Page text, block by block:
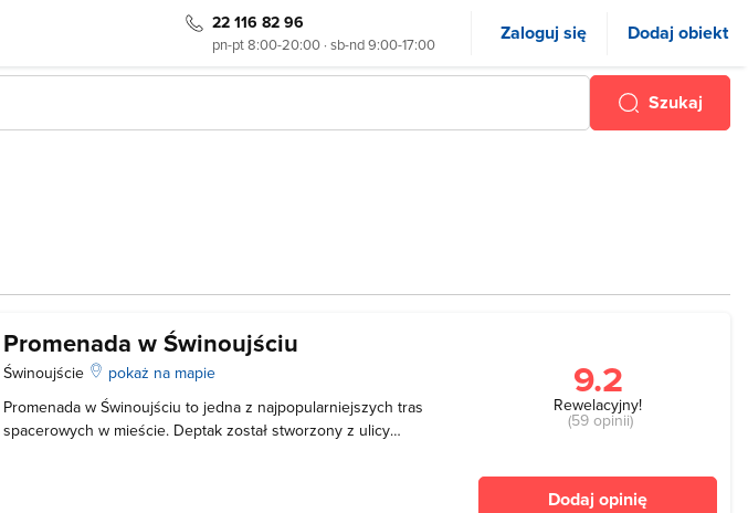
22 116 82 96
pn-pt 8:00-20:00 · sb-nd 9:00-17:00 Zaloguj się Dodaj obiekt
Szukaj
Promenada w Świnoujściu
Świnoujście
pokaż na mapie
Promenada w Świnoujściu to jedna z najpopularniejszych tras
spacerowych w mieście. Deptak został stworzony z ulicy
9.2
Rewelacyjny!
(59 opinii)
Dodaj opinię